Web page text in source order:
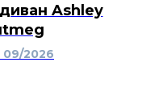
диван на три
мягкими
Ashley
09/2026